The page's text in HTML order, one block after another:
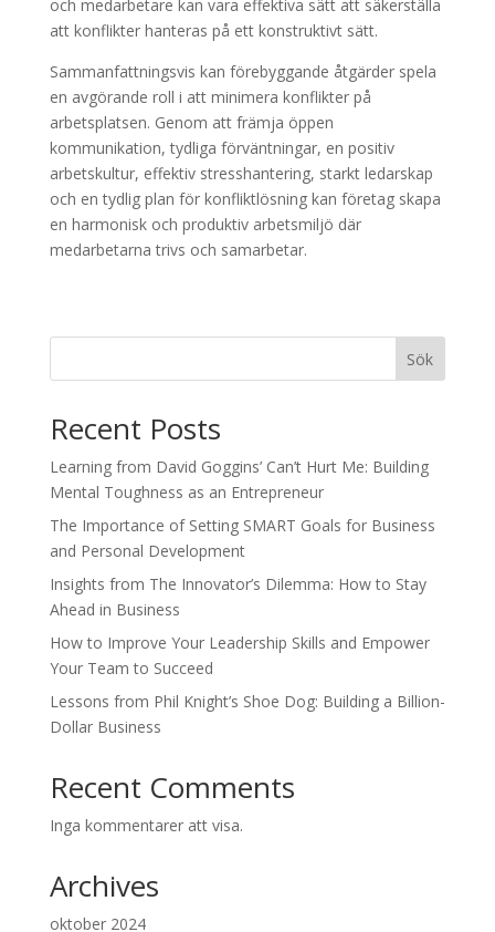
och medarbetare kan vara effektiva sätt att säkerställa
att konflikter hanteras på ett konstruktivt sätt.
Sammanfattningsvis kan förebyggande åtgärder spela
en avgörande roll i att minimera konflikter på
arbetsplatsen. Genom att främja öppen
kommunikation, tydliga förväntningar, en positiv
arbetskultur, effektiv stresshantering, starkt ledarskap
och en tydlig plan för konfliktlösning kan företag skapa
en harmonisk och produktiv arbetsmiljö där
medarbetarna trivs och samarbetar.
Sök
Recent Posts
Learning from David Goggins’ Can’t Hurt Me: Building
Mental Toughness as an Entrepreneur
The Importance of Setting SMART Goals for Business
and Personal Development
Insights from The Innovator’s Dilemma: How to Stay
Ahead in Business
How to Improve Your Leadership Skills and Empower
Your Team to Succeed
Lessons from Phil Knight’s Shoe Dog: Building a Billion-
Dollar Business
Recent Comments
Inga kommentarer att visa.
Archives
oktober 2024